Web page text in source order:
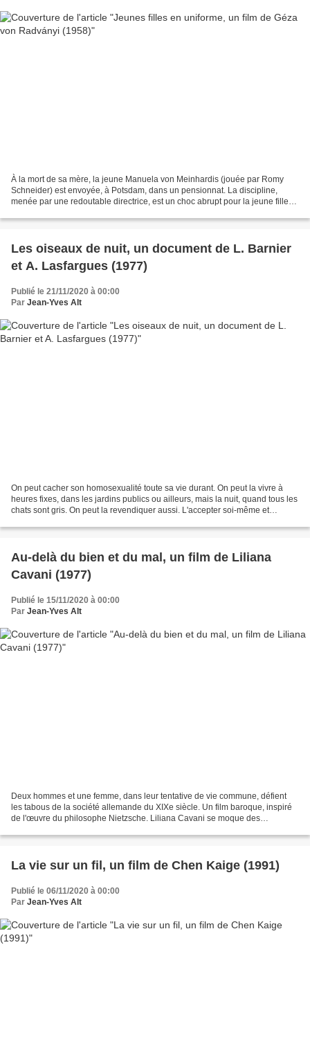
À la mort de sa mère, la jeune Manuela von Meinhardis (jouée par Romy
Schneider) est envoyée, à Potsdam, dans un pensionnat. La discipline,
menée par une redoutable directrice, est un choc abrupt pour la jeune fille
Les oiseaux de nuit, un document de L. Barnier
et A. Lasfargues (1977)
Publié le 21/11/2020 à 00:00
Par Jean-Yves Alt
On peut cacher son homosexualité toute sa vie durant. On peut la vivre à
heures fixes, dans les jardins publics ou ailleurs, mais la nuit, quand tous les
chats sont gris. On peut la revendiquer aussi. L'accepter soi-même et
Au-delà du bien et du mal, un film de Liliana
Cavani (1977)
Publié le 15/11/2020 à 00:00
Par Jean-Yves Alt
Deux hommes et une femme, dans leur tentative de vie commune, défient
les tabous de la société allemande du XIXe siècle. Un film baroque, inspiré
de l'œuvre du philosophe Nietzsche. Liliana Cavani se moque des
La vie sur un fil, un film de Chen Kaige (1991)
Publié le 06/11/2020 à 00:00
Par Jean-Yves Alt